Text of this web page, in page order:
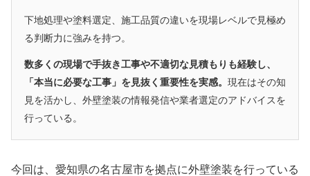
下地処理や塗料選定、施工品質の違いを現場レベルで見極め
る判断力に強みを持つ。
数多くの現場で手抜き工事や不適切な見積もりも経験し、
「本当に必要な工事」を見抜く重要性を実感。 現在はその知
見を活かし、外壁塗装の情報発信や業者選定のアドバイスを
行っている。
今回は、愛知県の名古屋市を拠点に外壁塗装を行っている